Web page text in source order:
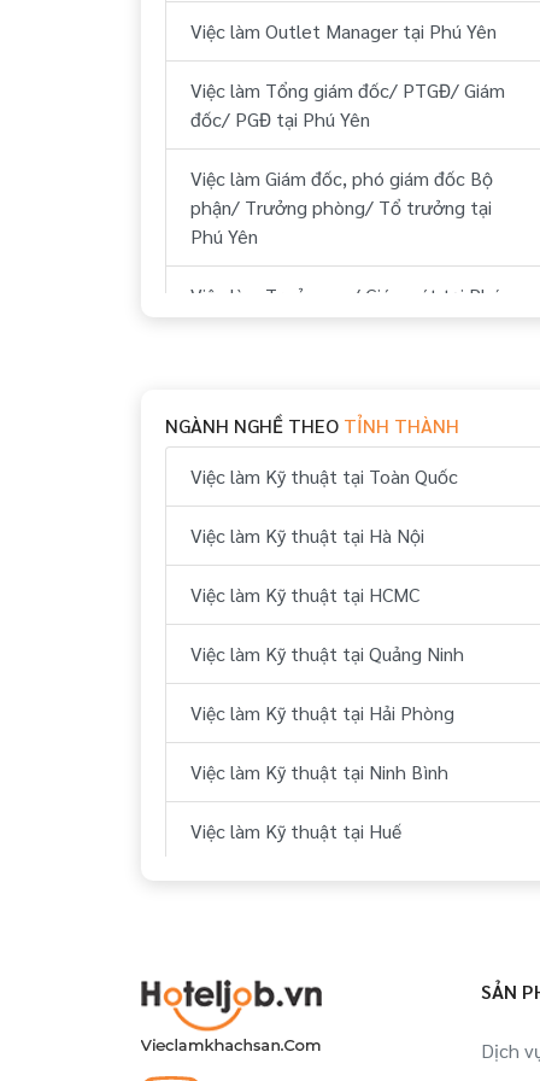
Việc làm Outlet Manager tại Phú Yên
Việc làm Tổng giám đốc/ PTGĐ/ Giám
đốc/ PGĐ tại Phú Yên
Việc làm Giám đốc, phó giám đốc Bộ
phận/ Trưởng phòng/ Tổ trưởng tại
Phú Yên
Việc làm Trưởng ca/ Giám sát tại Phú
Việc làm Đào tạo viên tại Phú Yên
Việc làm Trợ lý, thư ký tại Phú Yên
Việc làm Nhân viên tại Phú Yên
NGÀNH NGHỀ THEO TỈNH THÀNH
Việc làm Kỹ thuật tại Toàn Quốc
Việc làm Kỹ thuật tại Hà Nội
Việc làm Kỹ thuật tại HCMC
Việc làm Kỹ thuật tại Quảng Ninh
Việc làm Kỹ thuật tại Hải Phòng
Việc làm Kỹ thuật tại Ninh Bình
Việc làm Kỹ thuật tại Huế
Việc làm Kỹ thuật tại Khánh Hòa
SẢN
Dịch